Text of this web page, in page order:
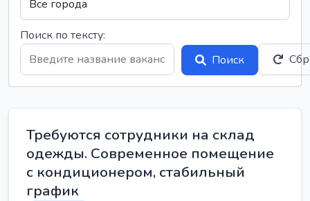
Поиск по тексту:
Поиск
Требуются сотрудники на склад
одежды. Современное помещение
с кондиционером, стабильный
график